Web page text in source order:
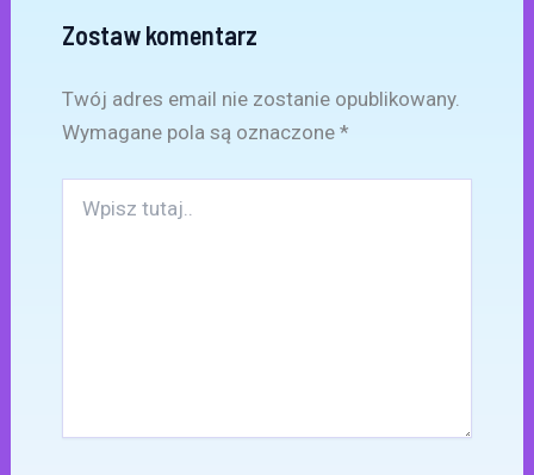
Zostaw komentarz
Twój adres email nie zostanie opublikowany.
Wymagane pola są oznaczone *
tutaj..